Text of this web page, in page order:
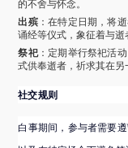
的不舍与怀念。
出殡：在特定日期，将
诵经等仪式，象征着与逝
祭祀：定期举行祭祀活
式供奉逝者，祈求其在另
社交规则
白事期间，参与者需要